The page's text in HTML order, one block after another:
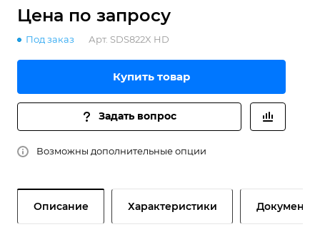
Цена по запросу
Под заказ Арт. SDS822X HD
Купить товар
Задать вопрос
Возможны дополнительные опции
Описание Характеристики Документы